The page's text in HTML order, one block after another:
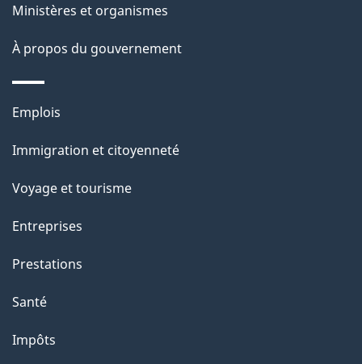
s
d
e
l
a
p
a
g
e
ce
site
Ministères et organismes
À propos du gouvernement
Thèmes
sujets
Emplois
Immigration et citoyenneté
Voyage et tourisme
Entreprises
Prestations
Santé
Impôts